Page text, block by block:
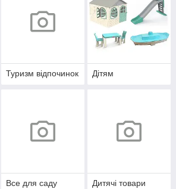
Туризм відпочинок Дітям
Все для саду Дитячі товари